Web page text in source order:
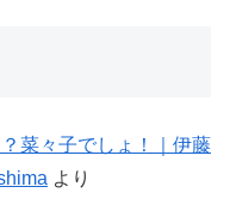
菜々子でしょ！｜伊藤
より